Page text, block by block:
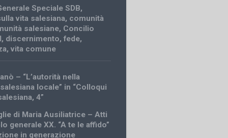
Speciale SDB,
vita salesiana, comunità
salesiane, Concilio
, discernimento,fede,
,vita comune
– “L’autorità nella
locale” in “Colloqui
4”
di Maria Ausiliatrice – Atti
generale XX. “A te le affido”
in generazione